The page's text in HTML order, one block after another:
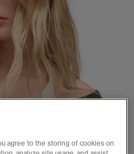
agree to the storing of cookies on